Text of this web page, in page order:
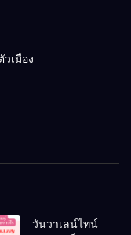
เมือง
วันวาเลน์ไทน์